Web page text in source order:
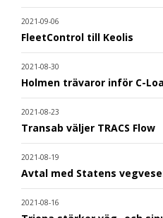
2021-09-06
FleetControl till Keolis
2021-08-30
Holmen trävaror inför C-
2021-08-23
Transab väljer TRACS Flow
2021-08-19
Avtal med Statens
2021-08-16